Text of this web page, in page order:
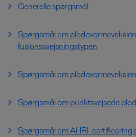
Generelle spørgsmål
Spørgsmål om
fusionssvejsningstypen
Spørgsmål om
Spørgsmål om punktsvejsede
Spørgsmål om AHRI-certificering